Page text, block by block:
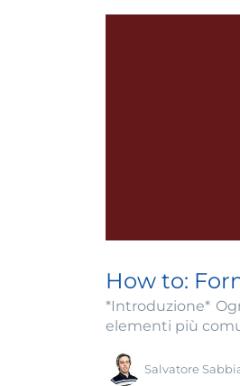
How to:
*Introduzione*
elementi più
Salvatore